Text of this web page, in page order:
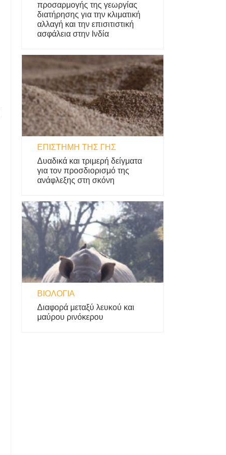
προσαρμογής της γεωργίας
διατήρησης για την κλιματική
αλλαγή και την επισιτιστική
ασφάλεια στην Ινδία
ΕΠΙΣΤΉΜΗ ΤΗΣ ΓΗΣ
Δυαδικά και τριμερή δείγματα
για τον προσδιορισμό της
ανάφλεξης στη σκόνη
ΒΙΟΛΟΓΊΑ
Διαφορά μεταξύ λευκού και
μαύρου ρινόκερου